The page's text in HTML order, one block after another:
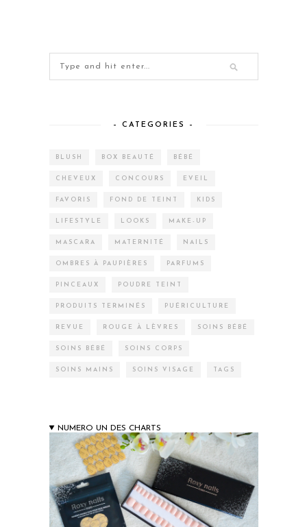
– CATEGORIES –
BLUSH BOX BEAUTÉ BÉBÉ
CHEVEUX CONCOURS EVEIL
FAVORIS FOND DE TEINT KIDS
LIFESTYLE LOOKS MAKE-UP
MASCARA MATERNITÉ NAILS
OMBRES À PAUPIÈRES PARFUMS
PINCEAUX POUDRE TEINT
PRODUITS TERMINÉS PUÉRICULTURE
REVUE ROUGE À LÈVRES SOINS BÉBÉ
SOINS BÉBÉ SOINS CORPS
SOINS MAINS SOINS VISAGE TAGS
NUMERO UN DES CHARTS